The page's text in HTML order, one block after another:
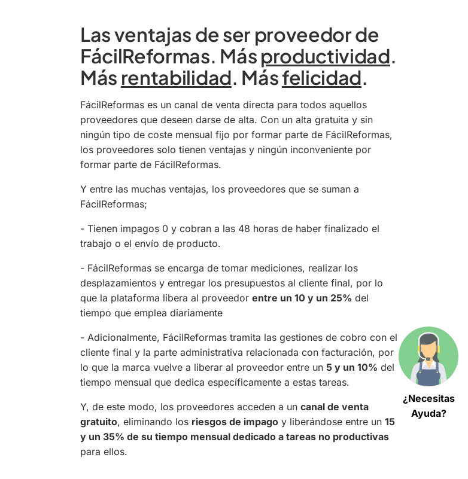
¿Necesitas
Ayuda?
Las ventajas de ser proveedor de
FácilReformas. Más productividad.
Más rentabilidad. Másfelicidad.
FácilReformas es un canal de venta directa para todos aquellos
proveedores que deseen darse de alta. Con un alta gratuita y sin
ningún tipo de coste mensual fijo por formar parte de FácilReformas,
los proveedores solo tienen ventajas y ningún inconveniente por
formar parte de FácilReformas.
Y entre las muchas ventajas, los proveedores que se suman a
FácilReformas;
- Tienen impagos 0 y cobran a las 48 horas de haber finalizado el
trabajo o el envío de producto.
- FácilReformas se encarga de tomar mediciones, realizar los
desplazamientos y entregar los presupuestos al cliente final, por lo
que la plataforma libera al proveedor entre un 10 y un 25% del
tiempo que emplea diariamente
- Adicionalmente, FácilReformas tramita las gestiones de cobro con el
cliente final y la parte administrativa relacionada con facturación, por
lo que la marca vuelve a liberar al proveedor entre un 5 y un 10% del
tiempo mensual que dedica específicamente a estas tareas.
Y, de este modo, los proveedores acceden a un canal de venta
gratuito, eliminando los riesgos de impago y liberándose entre un 15
y un 35% de su tiempo mensual dedicado a tareas no productivas
para ellos.